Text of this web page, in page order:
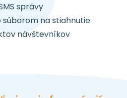
správy
súborom na stiahnutie
návštevníkov